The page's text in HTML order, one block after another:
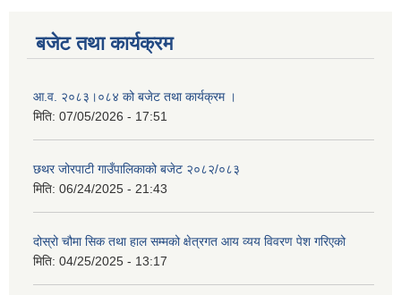
बजेट तथा कार्यक्रम
आ.व. २०८३।०८४ को बजेट तथा कार्यक्रम ।
मिति: 07/05/2026 - 17:51
छथर जोरपाटी गाउँपालिकाको बजेट २०८२/०८३
मिति: 06/24/2025 - 21:43
दोस्रो चौमा सिक तथा हाल सम्मको क्षेत्रगत आय व्यय विवरण पेश गरिएको
मिति: 04/25/2025 - 13:17